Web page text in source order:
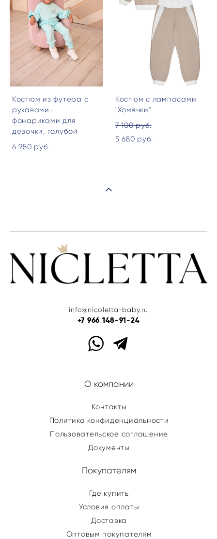
Костюм из футера с
рукавами-
фонариками для
девочки, голубой
6 950 pуб.
Костюм с лампасами
"Хомячки"
7 100 pуб.
5 680 pуб.
info@nicoletta-baby.ru
+7 966 148-91-24
О компании
Контакты
Политика конфиденциальности
Пользовательское соглашение
Документы
Покупателям
Где купить
Условия оплаты
Доставка
Оптовым покупателям